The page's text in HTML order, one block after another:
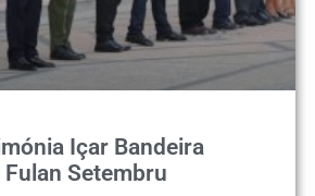
Içar Bandeira
Setembru